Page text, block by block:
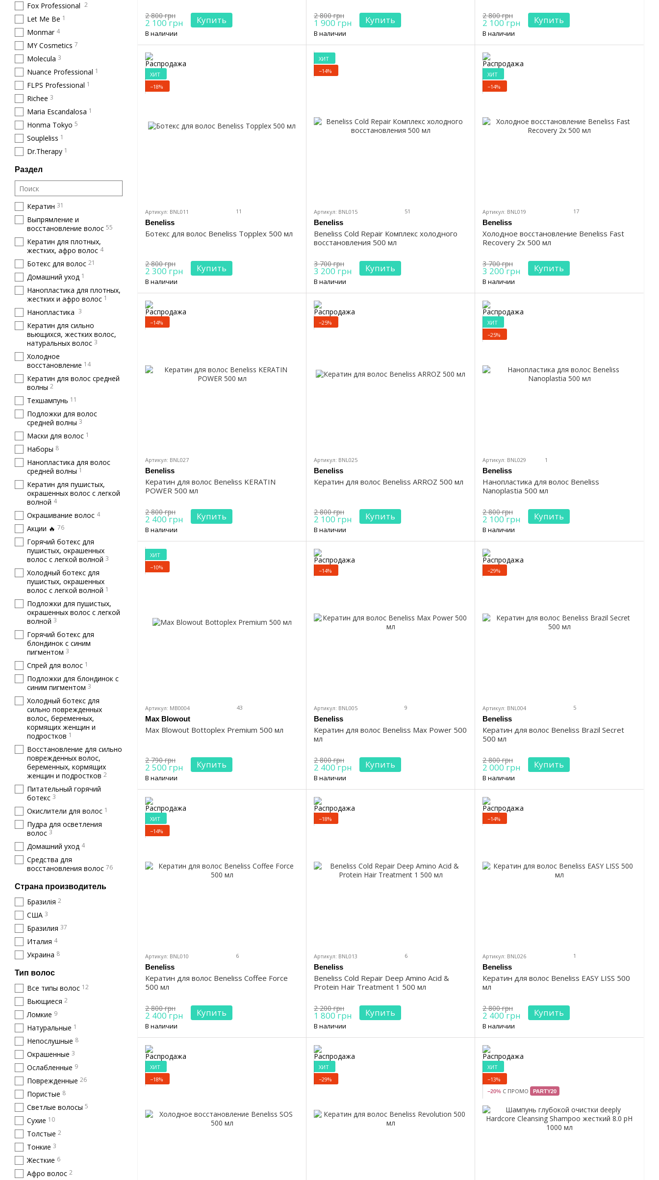
2 800 грн
2 100 грн Купить
В наличии
2 800 грн
1 900 грн Купить
В наличии
2 800 грн
2 100 грн Купить
В наличии
ХИТ
−18%
Артикул: BNL011 11
Beneliss
Ботекс для волос Beneliss Topplex 500 мл
2 800 грн
2 300 грн Купить
В наличии
ХИТ
−14%
Артикул: BNL015 51
Beneliss
Beneliss Cold Repair Комплекс холодного
восстановления 500 мл
3 700 грн
3 200 грн Купить
В наличии
ХИТ
−14%
Артикул: BNL019 17
Beneliss
Холодное восстановление Beneliss Fast
Recovery 2x 500 мл
3 700 грн
3 200 грн Купить
В наличии
−14%
Артикул: BNL027
Beneliss
Кератин для волос Beneliss KERATIN
POWER 500 мл
2 800 грн
2 400 грн Купить
В наличии
−25%
Артикул: BNL025
Beneliss
Кератин для волос Beneliss ARROZ 500 мл
2 800 грн
2 100 грн Купить
В наличии
ХИТ
−25%
Артикул: BNL029 1
Beneliss
Нанопластика для волос Beneliss
Nanoplastia 500 мл
2 800 грн
2 100 грн Купить
В наличии
ХИТ
−10%
Артикул: MB0004 43
Max Blowout
Max Blowout Bottoplex Premium 500 мл
2 790 грн
2 500 грн Купить
В наличии
−14%
Артикул: BNL005 9
Beneliss
Кератин для волос Beneliss Max Power 500
мл
2 800 грн
2 400 грн Купить
В наличии
−29%
Артикул: BNL004 5
Beneliss
Кератин для волос Beneliss Brazil Secret
500 мл
2 800 грн
2 000 грн Купить
В наличии
ХИТ
−14%
Артикул: BNL010 6
Beneliss
Кератин для волос Beneliss Coffee Force
500 мл
2 800 грн
2 400 грн Купить
В наличии
−18%
Артикул: BNL013 6
Beneliss
Beneliss Cold Repair Deep Amino Acid &
Protein Hair Treatment 1 500 мл
2 200 грн
1 800 грн Купить
В наличии
−14%
Артикул: BNL026 1
Beneliss
Кератин для волос Beneliss EASY LISS 500
мл
2 800 грн
2 400 грн Купить
В наличии
ХИТ
−18%
ХИТ
−29%
ХИТ
−13%
−20% С ПРОМО PARTY20
Fox Professional 2
Let Me Be 1
Monmar 4
MY Cosmetics 7
Molecula 3
Nuance Professional 1
FLPS Professional 1
Richee 3
Maria Escandalosa 1
Honma Tokyo 5
Soupleliss 1
Dr.Therapy 1
Раздел
Кератин 31
Выпрямление и
восстановление волос 55
Кератин для плотных,
жестких, афро волос 4
Ботекс для волос 21
Домашний уход 1
Нанопластика для плотных,
жестких и афро волос 1
Нанопластика 3
Кератин для сильно
вьющихся, жестких волос,
натуральных волос 3
Холодное
восстановление 14
Кератин для волос средней
волны 2
Техшампунь 11
Подложки для волос
средней волны 3
Маски для волос 1
Наборы 8
Нанопластика для волос
средней волны 1
Кератин для пушистых,
окрашенных волос с легкой
волной 4
Окрашивание волос 4
Акции 🔥 76
Горячий ботекс для
пушистых, окрашенных
волос с легкой волной 3
Холодный ботекс для
пушистых, окрашенных
волос с легкой волной 1
Подложки для пушистых,
окрашенных волос с легкой
волной 3
Горячий ботекс для
блондинок с синим
пигментом 3
Спрей для волос 1
Подложки для блондинок с
синим пигментом 3
Холодный ботекс для
сильно поврежденных
волос, беременных,
кормящих женщин и
подростков 1
Восстановление для сильно
поврежденных волос,
беременных, кормящих
женщин и подростков 2
Питательный горячий
ботекс 3
Окислители для волос 1
Пудра для осветления
волос 3
Домашний уход 4
Средства для
восстановления волос 76
Страна производитель
Бразилія 2
США 3
Бразилия 37
Италия 4
Украина 8
Тип волос
Все типы волос 12
Вьющиеся 2
Ломкие 9
Натуральные 1
Непослушные 8
Окрашенные 3
Ослабленные 9
Поврежденные 26
Пористые 8
Светлые волосы 5
Сухие 10
Толстые 2
Тонкие 3
Жесткие 6
Афро волос 2